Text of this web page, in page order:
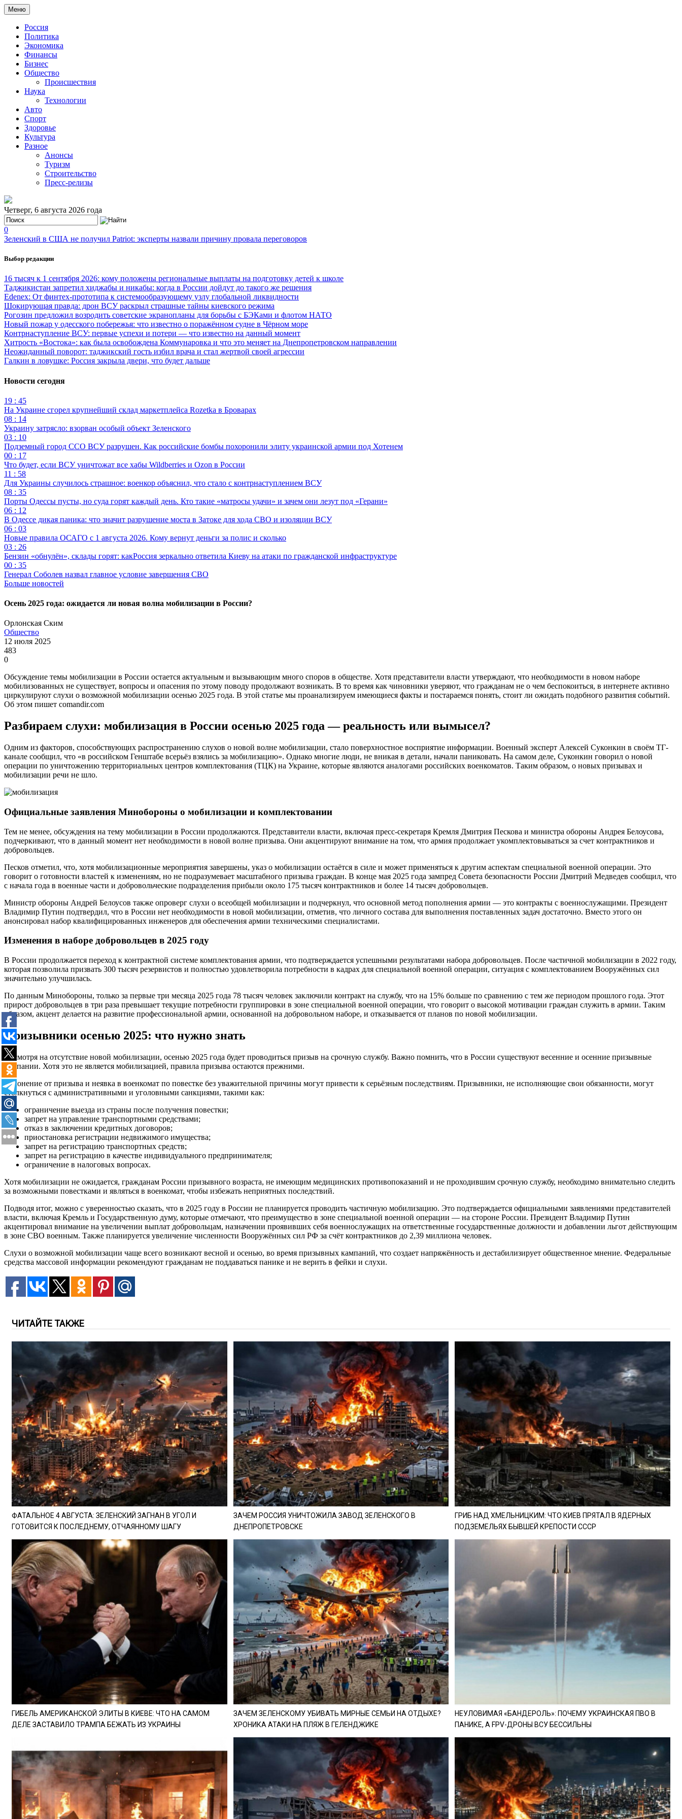
Меню
Россия
Политика
Экономика
Финансы
Бизнес
Общество
Происшествия
Наука
Технологии
Авто
Спорт
Здоровье
Культура
Разное
Анонсы
Туризм
Строительство
Пресс-релизы
Четверг, 6 августа 2026 года
0
Зеленский в США не получил Patriot: эксперты назвали причину провала переговоров
Выбор редакции
16 тысяч к 1 сентября 2026: кому положены региональные выплаты на подготовку детей к школе
Таджикистан запретил хиджабы и никабы: когда в России дойдут до такого же решения
Edenex: От финтех-прототипа к системообразующему узлу глобальной ликвидности
Шокирующая правда: дрон ВСУ раскрыл страшные тайны киевского режима
Рогозин предложил возродить советские экранопланы для борьбы с БЭКами и флотом НАТО
Новый пожар у одесского побережья: что известно о поражённом судне в Чёрном море
Контрнаступление ВСУ: первые успехи и потери — что известно на данный момент
Хитрость «Востока»: как была освобождена Коммунаровка и что это меняет на Днепропетровском направлении
Неожиданный поворот: таджикский гость избил врача и стал жертвой своей агрессии
Галкин в ловушке: Россия закрыла двери, что будет дальше
Новости сегодня
19 : 45
На Украине сгорел крупнейший склад маркетплейса Rozetka в Броварах
08 : 14
Украину затрясло: взорван особый объект Зеленского
03 : 10
Подземный город ССО ВСУ разрушен. Как российские бомбы похоронили элиту украинской армии под Хотенем
00 : 17
Что будет, если ВСУ уничтожат все хабы Wildberries и Ozon в России
11 : 58
Для Украины случилось страшное: военкор объяснил, что стало с контрнаступлением ВСУ
08 : 35
Порты Одессы пусты, но суда горят каждый день. Кто такие «матросы удачи» и зачем они лезут под «Герани»
06 : 12
В Одессе дикая паника: что значит разрушение моста в Затоке для хода СВО и изоляции ВСУ
06 : 03
Новые правила ОСАГО с 1 августа 2026. Кому вернут деньги за полис и сколько
03 : 26
Бензин «обнулён», склады горят: какРоссия зеркально ответила Киеву на атаки по гражданской инфраструктуре
00 : 35
Генерал Соболев назвал главное условие завершения СВО
Больше новостей
Осень 2025 года: ожидается ли новая волна мобилизации в России?
Орлонская Ским
Общество
12 июля 2025
483
0
Обсуждение темы мобилизации в России остается актуальным и вызывающим много споров в обществе. Хотя представители власти утверждают, что необходимости в новом наборе
мобилизованных не существует, вопросы и опасения по этому поводу продолжают возникать. В то время как чиновники уверяют, что гражданам не о чем беспокоиться, в интернете активно
циркулируют слухи о возможной мобилизации осенью 2025 года. В этой статье мы проанализируем имеющиеся факты и постараемся понять, стоит ли ожидать подобного развития событий.
Об этом пишет comandir.com
Разбираем слухи: мобилизация в России осенью 2025 года — реальность или вымысел?
Одним из факторов, способствующих распространению слухов о новой волне мобилизации, стало поверхностное восприятие информации. Военный эксперт Алексей Суконкин в своём ТГ-
канале сообщил, что «в российском Генштабе всерьёз взялись за мобилизацию». Однако многие люди, не вникая в детали, начали паниковать. На самом деле, Суконкин говорил о новой
операции по уничтожению территориальных центров комплектования (ТЦК) на Украине, которые являются аналогами российских военкоматов. Таким образом, о новых призывах и
мобилизации речи не шло.
Официальные заявления Минобороны о мобилизации и комплектовании
Тем не менее, обсуждения на тему мобилизации в России продолжаются. Представители власти, включая пресс-секретаря Кремля Дмитрия Пескова и министра обороны Андрея Белоусова,
подчеркивают, что в данный момент нет необходимости в новой волне призыва. Они акцентируют внимание на том, что армия продолжает укомплектовываться за счет контрактников и
добровольцев.
Песков отметил, что, хотя мобилизационные мероприятия завершены, указ о мобилизации остаётся в силе и может применяться к другим аспектам специальной военной операции. Это
говорит о готовности властей к изменениям, но не подразумевает масштабного призыва граждан. В конце мая 2025 года зампред Совета безопасности России Дмитрий Медведев сообщил, что
с начала года в военные части и добровольческие подразделения прибыли около 175 тысяч контрактников и более 14 тысяч добровольцев.
Министр обороны Андрей Белоусов также опроверг слухи о всеобщей мобилизации и подчеркнул, что основной метод пополнения армии — это контракты с военнослужащими. Президент
Владимир Путин подтвердил, что в России нет необходимости в новой мобилизации, отметив, что личного состава для выполнения поставленных задач достаточно. Вместо этого он
анонсировал набор квалифицированных инженеров для обеспечения армии техническими специалистами.
Изменения в наборе добровольцев в 2025 году
В России продолжается переход к контрактной системе комплектования армии, что подтверждается успешными результатами набора добровольцев. После частичной мобилизации в 2022 году,
которая позволила призвать 300 тысяч резервистов и полностью удовлетворила потребности в кадрах для специальной военной операции, ситуация с комплектованием Вооружённых сил
значительно улучшилась.
По данным Минобороны, только за первые три месяца 2025 года 78 тысяч человек заключили контракт на службу, что на 15% больше по сравнению с тем же периодом прошлого года. Этот
прирост добровольцев в три раза превышает текущие потребности группировки в зоне специальной военной операции, что говорит о высокой мотивации граждан служить в армии. Таким
образом, акцент делается на развитие профессиональной армии, основанной на добровольном наборе, и отказывается от планов по новой мобилизации.
Призывники осенью 2025: что нужно знать
Несмотря на отсутствие новой мобилизации, осенью 2025 года будет проводиться призыв на срочную службу. Важно помнить, что в России существуют весенние и осенние призывные
кампании. Хотя это не является мобилизацией, правила призыва остаются прежними.
Уклонение от призыва и неявка в военкомат по повестке без уважительной причины могут привести к серьёзным последствиям. Призывники, не исполняющие свои обязанности, могут
столкнуться с административными и уголовными санкциями, такими как:
ограничение выезда из страны после получения повестки;
запрет на управление транспортными средствами;
отказ в заключении кредитных договоров;
приостановка регистрации недвижимого имущества;
запрет на регистрацию транспортных средств;
запрет на регистрацию в качестве индивидуального предпринимателя;
ограничение в налоговых вопросах.
Хотя мобилизации не ожидается, гражданам России призывного возраста, не имеющим медицинских противопоказаний и не проходившим срочную службу, необходимо внимательно следить
за возможными повестками и являться в военкомат, чтобы избежать неприятных последствий.
Подводя итог, можно с уверенностью сказать, что в 2025 году в России не планируется проводить частичную мобилизацию. Это подтверждается официальными заявлениями представителей
власти, включая Кремль и Государственную думу, которые отмечают, что преимущество в зоне специальной военной операции — на стороне России. Президент Владимир Путин
акцентировал внимание на увеличении выплат добровольцам, назначении проявивших себя военнослужащих на ответственные государственные должности и добавлении льгот действующим
в зоне СВО военным. Также планируется увеличение численности Вооружённых сил РФ за счёт контрактников до 2,39 миллиона человек.
Слухи о возможной мобилизации чаще всего возникают весной и осенью, во время призывных кампаний, что создает напряжённость и дестабилизирует общественное мнение. Федеральные
средства массовой информации рекомендуют гражданам не поддаваться панике и не верить в фейки и слухи.
ЧИТАЙТЕ ТАКЖЕ
ФАТАЛЬНОЕ 4 АВГУСТА: ЗЕЛЕНСКИЙ ЗАГНАН В УГОЛ И
ГОТОВИТСЯ К ПОСЛЕДНЕМУ, ОТЧАЯННОМУ ШАГУ
ЗАЧЕМ РОССИЯ УНИЧТОЖИЛА ЗАВОД ЗЕЛЕНСКОГО В
ДНЕПРОПЕТРОВСКЕ
ГРИБ НАД ХМЕЛЬНИЦКИМ: ЧТО КИЕВ ПРЯТАЛ В ЯДЕРНЫХ
ПОДЗЕМЕЛЬЯХ БЫВШЕЙ КРЕПОСТИ СССР
ГИБЕЛЬ АМЕРИКАНСКОЙ ЭЛИТЫ В КИЕВЕ: ЧТО НА САМОМ
ДЕЛЕ ЗАСТАВИЛО ТРАМПА БЕЖАТЬ ИЗ УКРАИНЫ
ЗАЧЕМ ЗЕЛЕНСКОМУ УБИВАТЬ МИРНЫЕ СЕМЬИ НА ОТДЫХЕ?
ХРОНИКА АТАКИ НА ПЛЯЖ В ГЕЛЕНДЖИКЕ
НЕУЛОВИМАЯ «БАНДЕРОЛЬ»: ПОЧЕМУ УКРАИНСКАЯ ПВО В
ПАНИКЕ, А FPV-ДРОНЫ ВСУ БЕССИЛЬНЫ